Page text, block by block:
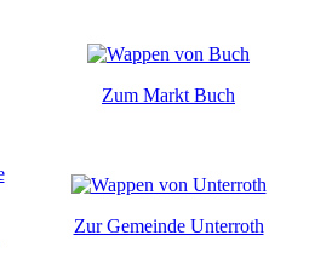
Zum Markt Buch
Zur Gemeinde Unterroth